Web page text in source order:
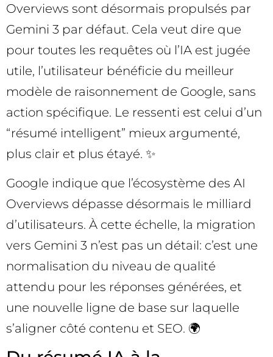
Overviews sont désormais propulsés par
Gemini 3 par défaut. Cela veut dire que
pour toutes les requêtes où l’IA est jugée
utile, l’utilisateur bénéficie du meilleur
modèle de raisonnement de Google, sans
action spécifique. Le ressenti est celui d’un
“résumé intelligent” mieux argumenté,
plus clair et plus étayé. ✨
Google indique que l’écosystème des AI
Overviews dépasse désormais le milliard
d’utilisateurs. À cette échelle, la migration
vers Gemini 3 n’est pas un détail: c’est une
normalisation du niveau de qualité
attendu pour les réponses générées, et
une nouvelle ligne de base sur laquelle
s’aligner côté contenu et SEO. 🌍